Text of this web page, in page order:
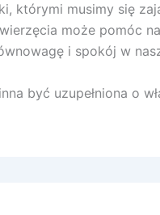
którymi musimy się
może pomóc
i spokój w
być uzupełniona o